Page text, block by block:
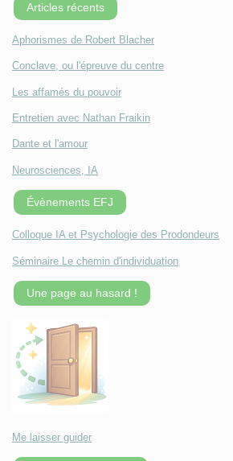
Articles récents
Aphorismes de Robert Blacher
Conclave, ou l'épreuve du centre
Les affamés du pouvoir
Entretien avec Nathan Fraikin
Dante et l'amour
Neurosciences, IA
Évènements EFJ
Colloque IA et Psychologie des Prodondeurs
Séminaire Le chemin d'individuation
Une page au hasard !
Me laisser guider